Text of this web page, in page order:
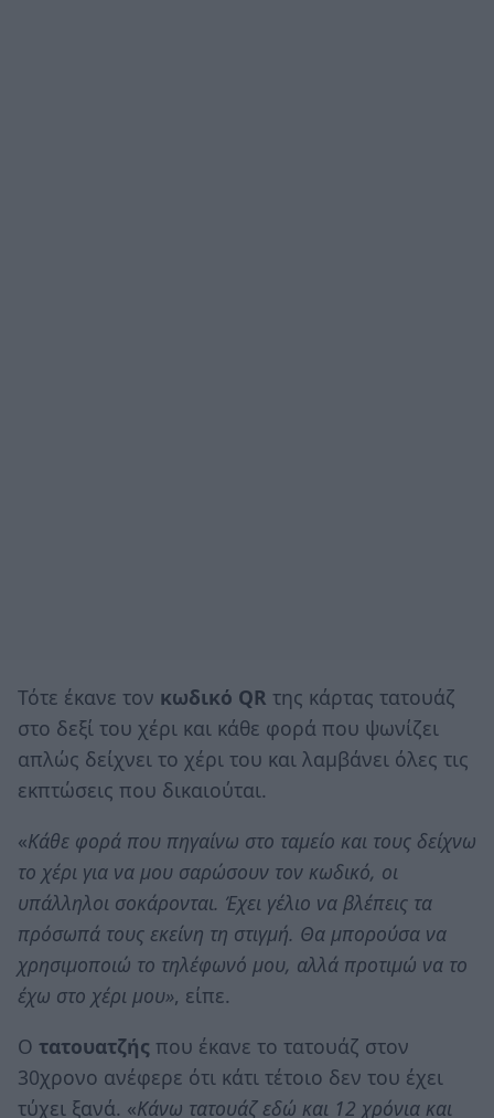
Τότε έκανε τον κωδικό QR της κάρτας τατουάζ
στο δεξί του χέρι και κάθε φορά που ψωνίζει
απλώς δείχνει το χέρι του και λαμβάνει όλες τις
εκπτώσεις που δικαιούται.
«Κάθε φορά που πηγαίνω στο ταμείο και τους δείχνω
το χέρι για να μου σαρώσουν τον κωδικό, οι
υπάλληλοι σοκάρονται. Έχει γέλιο να βλέπεις τα
πρόσωπά τους εκείνη τη στιγμή. Θα μπορούσα να
χρησιμοποιώ το τηλέφωνό μου, αλλά προτιμώ να το
έχω στο χέρι μου», είπε.
Ο τατουατζής που έκανε το τατουάζ στον
30χρονο ανέφερε ότι κάτι τέτοιο δεν του έχει
τύχει ξανά. «Κάνω τατουάζ εδώ και 12 χρόνια και